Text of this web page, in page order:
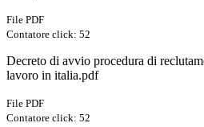
File PDF
Contatore click: 52
Decreto di avvio procedura di
lavoro in italia.pdf
File PDF
Contatore click: 52